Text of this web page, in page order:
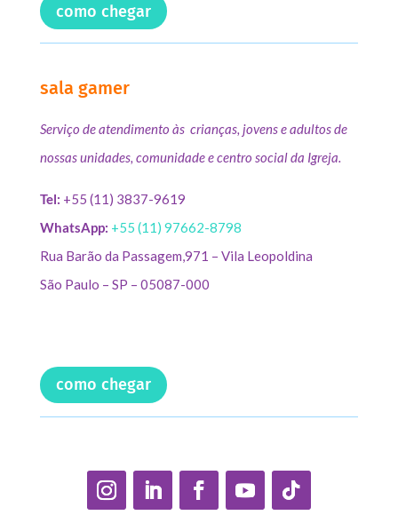
como chegar
sala gamer
Serviço de atendimento às crianças, jovens e adultos de
nossas unidades, comunidade e centro social da Igreja.
Tel: +55 (11) 3837-9619
WhatsApp: +55 (11) 97662-8798
Rua Barão da Passagem,971 – Vila Leopoldina
São Paulo – SP – 05087-000
como chegar